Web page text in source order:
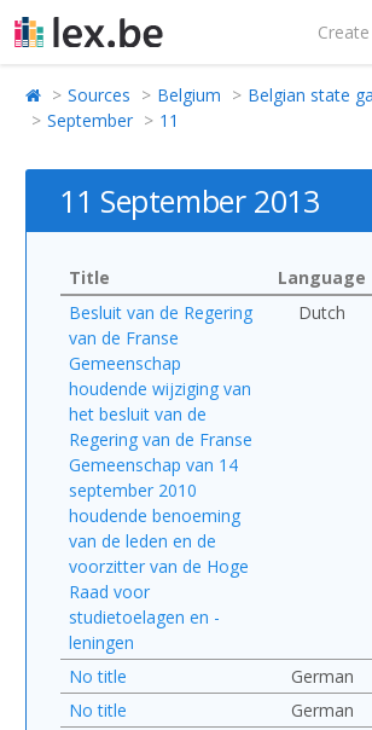
Sources Belgium Belgian state
September
11
11 September 2013
Title Language
Besluit van de Regering
van de Franse
Gemeenschap
houdende wijziging van
het besluit van de
Regering van de Franse
Gemeenschap van 14
september 2010
houdende benoeming
van de leden en de
voorzitter van de Hoge
Raad voor
studietoelagen en -
leningen
Dutch
No title German
No title
German